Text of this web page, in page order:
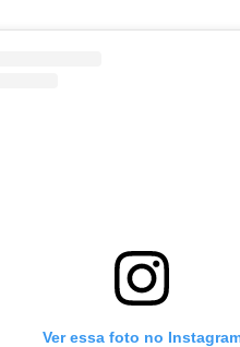
Ver essa foto no